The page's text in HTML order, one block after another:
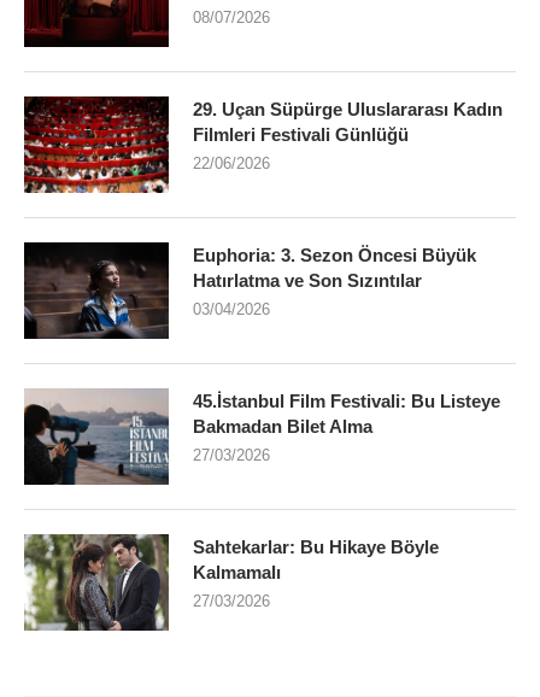
08/07/2026
29. Uçan Süpürge Uluslararası Kadın
Filmleri Festivali Günlüğü
22/06/2026
Euphoria: 3. Sezon Öncesi Büyük
Hatırlatma ve Son Sızıntılar
03/04/2026
45.İstanbul Film Festivali: Bu Listeye
Bakmadan Bilet Alma
27/03/2026
Sahtekarlar: Bu Hikaye Böyle
Kalmamalı
27/03/2026